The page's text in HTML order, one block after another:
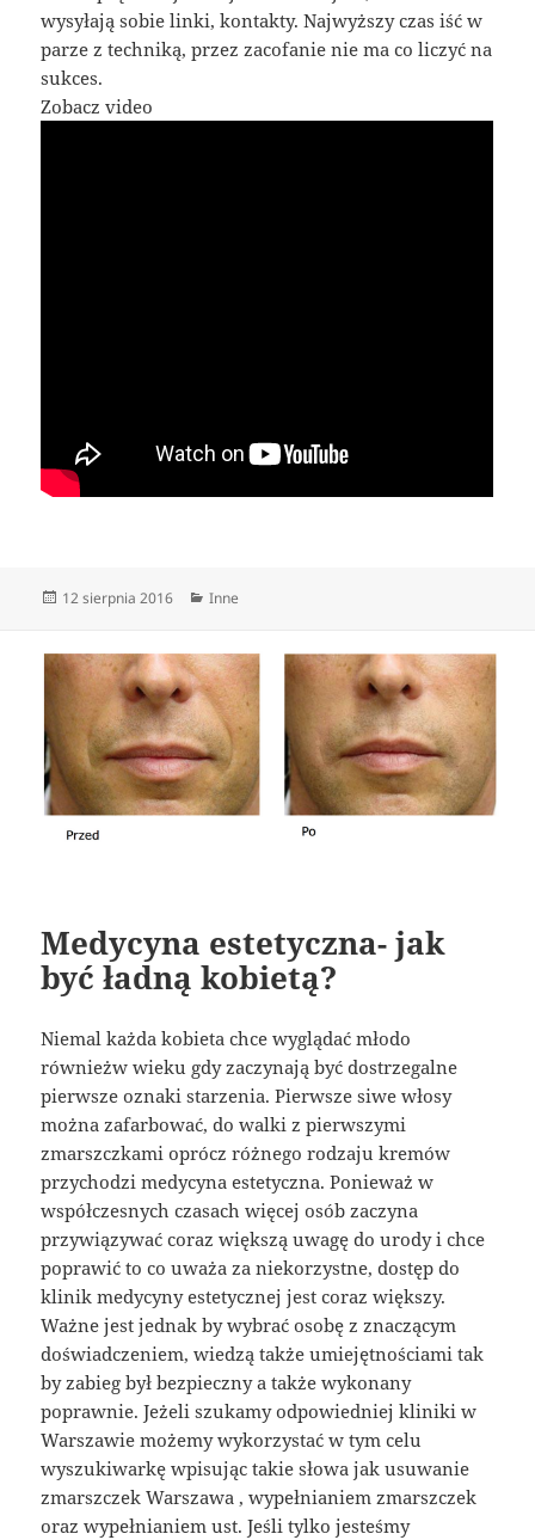
wysyłają sobie linki, kontakty. Najwyższy czas iść w
parze z techniką, przez zacofanie nie ma co liczyć na
sukces.
Zobacz video
Data
12 sierpnia 2016 Kategorie
Inne
Medycyna estetyczna- jak
być ładną kobietą?
Niemal każda kobieta chce wyglądać młodo
równieżw wieku gdy zaczynają być dostrzegalne
pierwsze oznaki starzenia. Pierwsze siwe włosy
można zafarbować, do walki z pierwszymi
zmarszczkami oprócz różnego rodzaju kremów
przychodzi medycyna estetyczna. Ponieważ w
współczesnych czasach więcej osób zaczyna
przywiązywać coraz większą uwagę do urody i chce
poprawić to co uważa za niekorzystne, dostęp do
klinik medycyny estetycznej jest coraz większy.
Ważne jest jednak by wybrać osobę z znaczącym
doświadczeniem, wiedzą także umiejętnościami tak
by zabieg był bezpieczny a także wykonany
poprawnie. Jeżeli szukamy odpowiedniej kliniki w
Warszawie możemy wykorzystać w tym celu
wyszukiwarkę wpisując takie słowa jak usuwanie
zmarszczek Warszawa , wypełnianiem zmarszczek
oraz wypełnianiem ust. Jeśli tylko jesteśmy